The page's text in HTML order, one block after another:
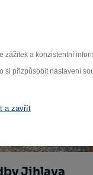
a konzistentní
přizpůsobit nastavení
a zavřít
Jihlava